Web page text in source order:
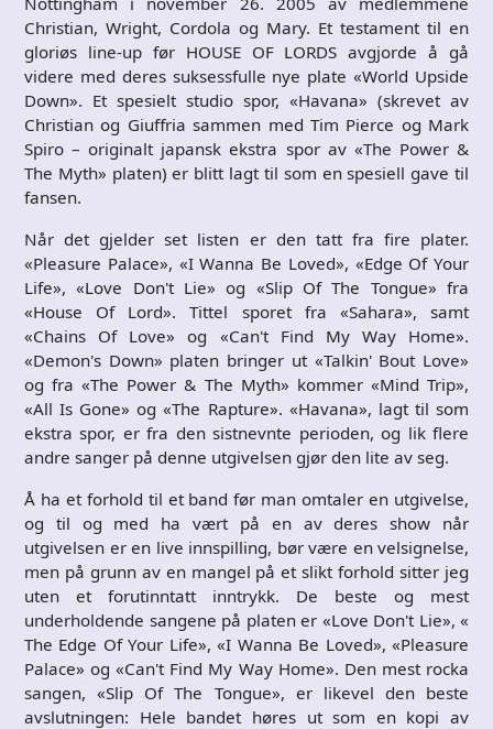
Christian, Wright, Cordola og Mary. Et testament til en
gloriøs line-up før HOUSE OF LORDS avgjorde å gå
videre med deres suksessfulle nye plate «World Upside
Down». Et spesielt studio spor, «Havana» (skrevet av
Christian og Giuffria sammen med Tim Pierce og Mark
Spiro – originalt japansk ekstra spor av «The Power &
The Myth» platen) er blitt lagt til som en spesiell gave til
fansen.
Når det gjelder set listen er den tatt fra fire plater.
«Pleasure Palace», «I Wanna Be Loved», «Edge Of Your
Life», «Love Don't Lie» og «Slip Of The Tongue» fra
«House Of Lord». Tittel sporet fra «Sahara», samt
«Chains Of Love» og «Can't Find My Way Home».
«Demon's Down» platen bringer ut «Talkin' Bout Love»
og fra «The Power & The Myth» kommer «Mind Trip»,
«All Is Gone» og «The Rapture». «Havana», lagt til som
ekstra spor, er fra den sistnevnte perioden, og lik flere
andre sanger på denne utgivelsen gjør den lite av seg.
Å ha et forhold til et band før man omtaler en utgivelse,
og til og med ha vært på en av deres show når
utgivelsen er en live innspilling, bør være en velsignelse,
men på grunn av en mangel på et slikt forhold sitter jeg
uten et forutinntatt inntrykk. De beste og mest
underholdende sangene på platen er «Love Don't Lie», «
The Edge Of Your Life», «I Wanna Be Loved», «Pleasure
Palace» og «Can't Find My Way Home». Den mest rocka
sangen, «Slip Of The Tongue», er likevel den beste
avslutningen: Hele bandet høres ut som en kopi av